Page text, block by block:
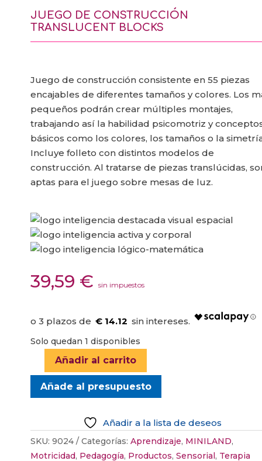
JUEGO DE CONSTRUCCIÓN
TRANSLUCENT BLOCKS
Juego de construcción consistente en 55 piezas
encajables de diferentes tamaños y colores. Los
pequeños podrán crear múltiples montajes,
trabajando así la habilidad psicomotriz y
básicos como los colores, los tamaños o la
Incluye folleto con distintos modelos de
construcción. Al tratarse de piezas translúcidas,
aptas para el juego sobre mesas de luz.
39,59 € sin impuestos
€ 14.12
Solo quedan 1 disponibles
JUEGO
DE
CONSTRUCCIÓN
cantidad
Añadir al carrito
Añade al presupuesto
Añadir a la lista de deseos
SKU: 9024 Categorías: Aprendizaje, MINILAND,
Motricidad, Pedagogía, Productos, Sensorial, Terapia